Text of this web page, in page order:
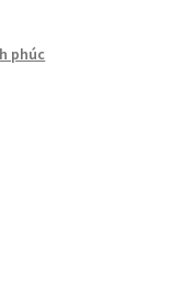
phúc